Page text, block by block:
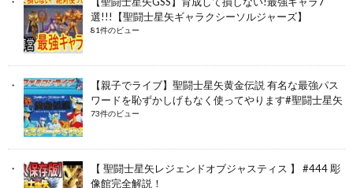
選!!!【聖闘士星矢ギャラクシーソルジャーズ】
81件のビュー
【親子でライブ】聖闘士星矢黄金伝説 有名な最強パス
ワードを恥ずかしげもなく使ってやります#聖闘士星矢
73件のビュー
【 聖闘士星矢レジェンドオブジャスティス 】 #444 彫
像館完全解説！